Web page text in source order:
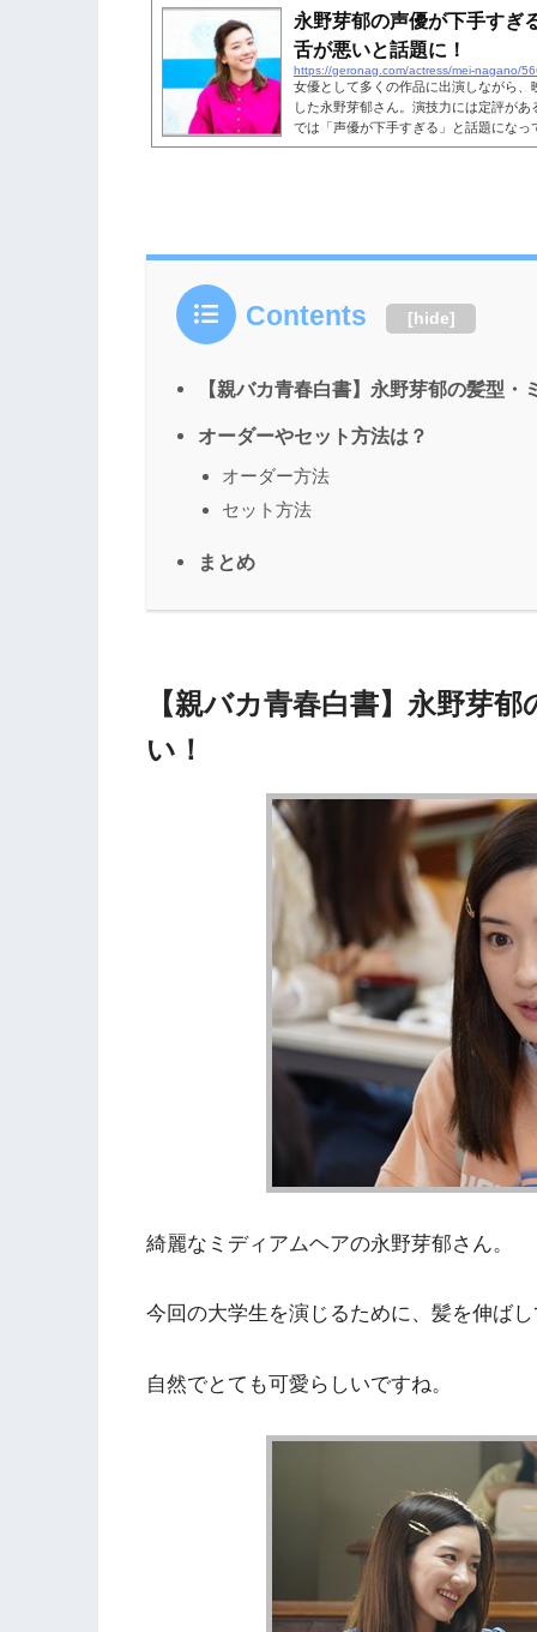
ーンや「キス顔が可愛い」、キス相手
の声について詳しく調査してい...
永野芽郁の声優が下手すぎ
舌が悪いと話題に！
https://geronag.com/actress/mei-nagano/
女優として多くの作品に出演しながら
した永野芽郁さん。演技力には定評が
では「声優が下手すぎる」と話題にな
「滑舌が悪い」といった声が多く、評
Contents [hide]
【親バカ青春白書】永野芽郁の髪型
オーダーやセット方法は？
オーダー方法
セット方法
まとめ
【親バカ青春白書】永野芽
い！
綺麗なミディアムヘアの永野芽郁さん。
今回の大学生を演じるために、髪を伸ば
自然でとても可愛らしいですね。